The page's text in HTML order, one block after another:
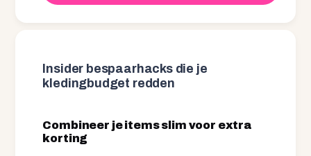
Insider bespaarhacks die je
kledingbudget redden
Combineer je items slim voor extra
korting